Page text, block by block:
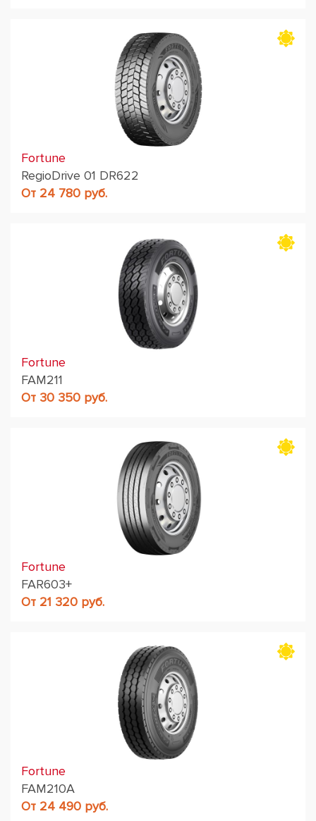
Fortune
RegioDrive 01 DR622
От 24 780 руб.
Fortune
FAM211
От 30 350 руб.
Fortune
FAR603+
От 21 320 руб.
Fortune
FAM210A
От 24 490 руб.